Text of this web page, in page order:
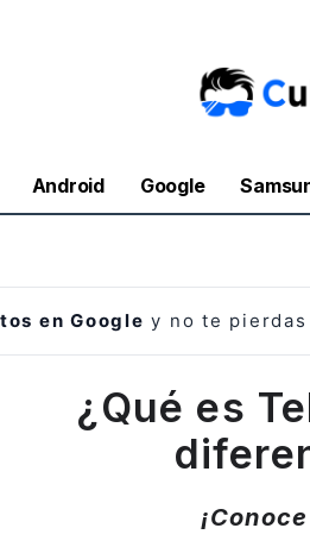
Android Google
en Google y no te pierdas
¿Qué es